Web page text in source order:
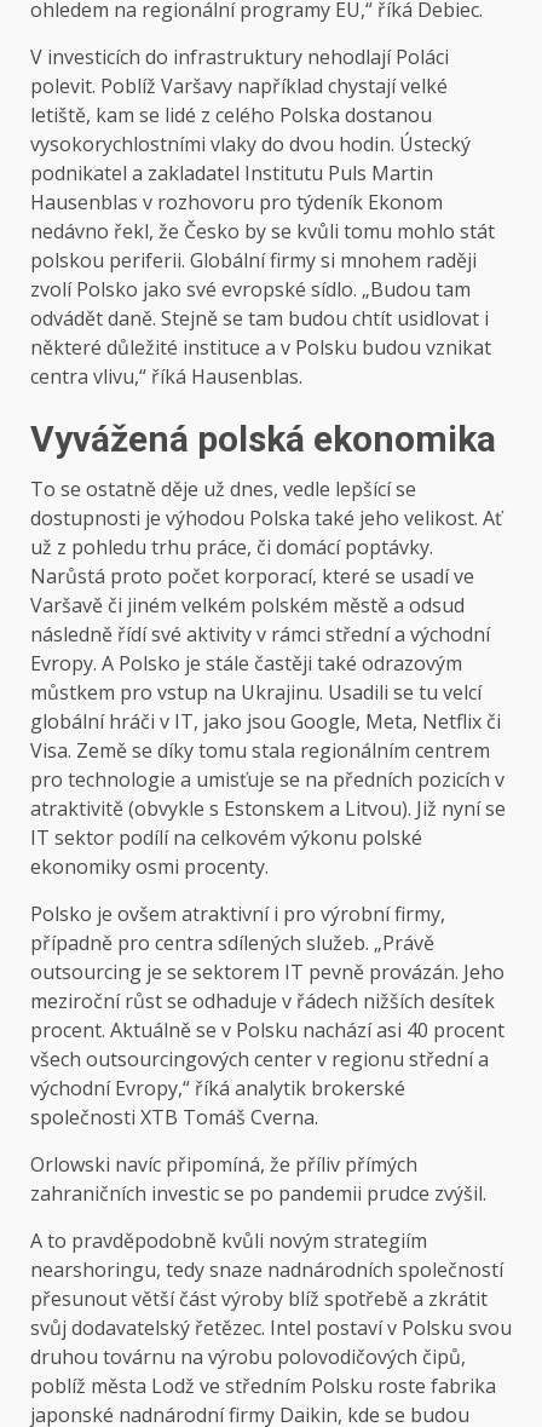
ohledem na regionální programy EU,“ říká Debiec.
V investicích do infrastruktury nehodlají Poláci
polevit. Poblíž Varšavy například chystají velké
letiště, kam se lidé z celého Polska dostanou
vysokorychlostními vlaky do dvou hodin. Ústecký
podnikatel a zakladatel Institutu Puls Martin
Hausenblas v rozhovoru pro týdeník Ekonom
nedávno řekl, že Česko by se kvůli tomu mohlo stát
polskou periferii. Globální firmy si mnohem raději
zvolí Polsko jako své evropské sídlo. „Budou tam
odvádět daně. Stejně se tam budou chtít usidlovat i
některé důležité instituce a v Polsku budou vznikat
centra vlivu,“ říká Hausenblas.
Vyvážená polská ekonomika
To se ostatně děje už dnes, vedle lepšící se
dostupnosti je výhodou Polska také jeho velikost. Ať
už z pohledu trhu práce, či domácí poptávky.
Narůstá proto počet korporací, které se usadí ve
Varšavě či jiném velkém polském městě a odsud
následně řídí své aktivity v rámci střední a východní
Evropy. A Polsko je stále častěji také odrazovým
můstkem pro vstup na Ukrajinu. Usadili se tu velcí
globální hráči v IT, jako jsou Google, Meta, Netflix či
Visa. Země se díky tomu stala regionálním centrem
pro technologie a umisťuje se na předních pozicích v
atraktivitě (obvykle s Estonskem a Litvou). Již nyní se
IT sektor podílí na celkovém výkonu polské
ekonomiky osmi procenty.
Polsko je ovšem atraktivní i pro výrobní firmy,
případně pro centra sdílených služeb. „Právě
outsourcing je se sektorem IT pevně provázán. Jeho
meziroční růst se odhaduje v řádech nižších desítek
procent. Aktuál­ně se v Polsku nachází asi 40 procent
všech outsourcingových center v regionu střední a
východní Evropy,“ říká analytik brokerské
společnosti XTB Tomáš Cverna.
Orlowski navíc připomíná, že příliv přímých
zahraničních investic se po pandemii prudce zvýšil.
A to pravděpodobně kvůli novým strategiím
nearshoringu, tedy snaze nadnárodních společností
přesunout větší část výroby blíž spotřebě a zkrátit
svůj dodavatelský řetězec. Intel postaví v Polsku svou
druhou továrnu na výrobu polovodičových čipů,
poblíž města Lodž ve středním Polsku roste fabrika
japonské nadnárodní firmy Daikin, kde se budou